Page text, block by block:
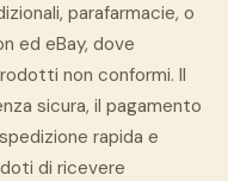
parafarmacie, o
ed eBay, dove
non conformi. Il
sicura, il pagamento
rapida e
di ricevere